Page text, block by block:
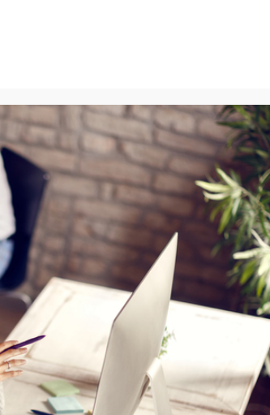
BLOG
Zuverlässige getriebe für ihren
t4 und t5. warum qualität beim
austausch entscheidend ist
Redakteure 3 Wochen ago